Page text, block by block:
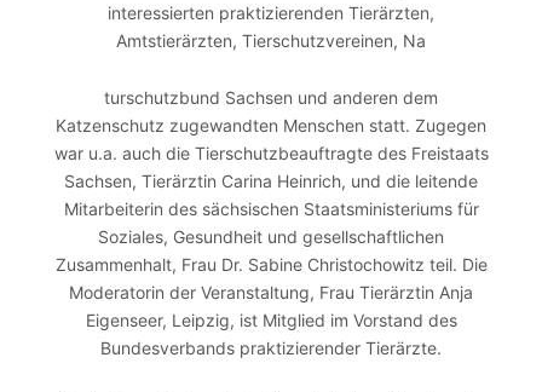
interessierten praktizierenden Tierärzten,
Amtstierärzten, Tierschutzvereinen, Na
turschutzbund Sachsen und anderen dem
Katzenschutz zugewandten Menschen statt. Zugegen
war u.a. auch die Tierschutzbeauftragte des Freistaats
Sachsen, Tierärztin Carina Heinrich, und die leitende
Mitarbeiterin des sächsischen Staatsministeriums für
Soziales, Gesundheit und gesellschaftlichen
Zusammenhalt, Frau Dr. Sabine Christochowitz teil. Die
Moderatorin der Veranstaltung, Frau Tierärztin Anja
Eigenseer, Leipzig, ist Mitglied im Vorstand des
Bundesverbands praktizierender Tierärzte.